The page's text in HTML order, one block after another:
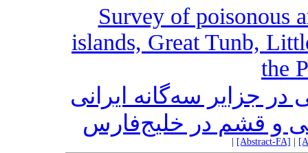
Survey of poisonous
islands, Great Tunb,
the
جزایر سه‌گانه ایرانی
و قشم در خلیج‌فارس
[Abstract-FA]